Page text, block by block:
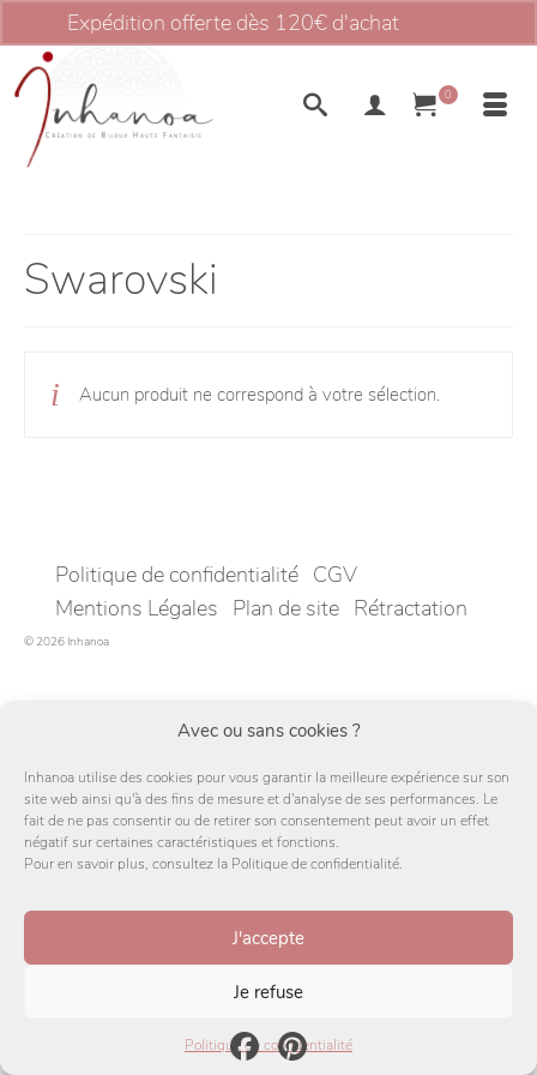
Avec ou sans cookies ?
Inhanoa utilise des cookies pour vous garantir la meilleure expérience sur son
site web ainsi qu'à des fins de mesure et d'analyse de ses performances. Le
fait de ne pas consentir ou de retirer son consentement peut avoir un effet
négatif sur certaines caractéristiques et fonctions.
Pour en savoir plus, consultez la Politique de confidentialité.
J'accepte
Je refuse
Politique de confidentialité
Expédition offerte dès 120€ d'achat
0
Swarovski
Aucun produit ne correspond à votre sélection.
Politique de confidentialité CGV
Mentions Légales Plan de site Rétractation
© 2026 Inhanoa
Facebook
Pinterest